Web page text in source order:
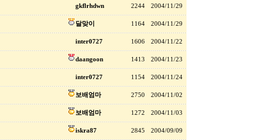
gkflrhdwn 2244 2004/11/29
달맞이 1164 2004/11/29
inter0727 1606 2004/11/22
daangoon 1413 2004/11/23
inter0727 1154 2004/11/24
보배엄마 2750 2004/11/02
보배엄마 1272 2004/11/03
iskra87 2845 2004/09/09